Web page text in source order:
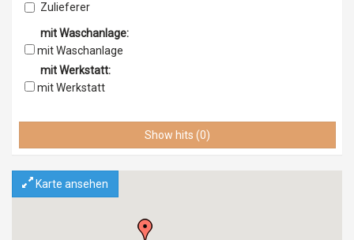
Zulieferer
Lieferant
Vertrieb
Service & Wartung
Importeur
Einzelhandel
Grosshandel
mit Waschanlage:
mit Waschanlage
mit Werkstatt:
mit Werkstatt
Show hits (0)
Karte ansehen